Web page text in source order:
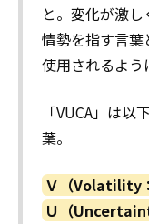
と。変化が激
情勢を指す言
使用されるよう
「VUCA」は
葉。
Ｖ（Volatility
Ｕ（